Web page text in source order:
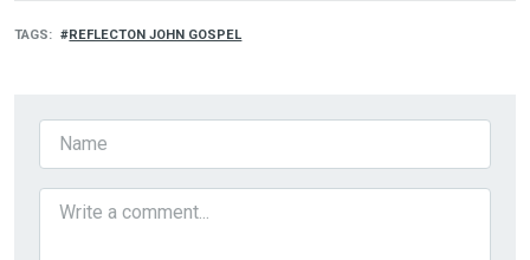
TAGS REFLECTON JOHN GOSPEL